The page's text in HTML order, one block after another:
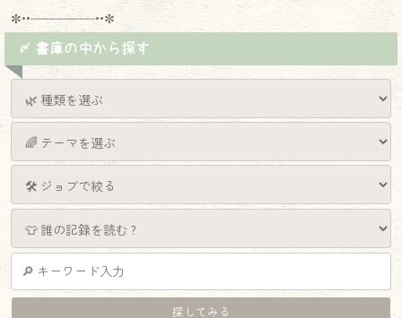
✼••┈┈┈┈┈┈┈┈┈••✼
〆 書庫の中から探す